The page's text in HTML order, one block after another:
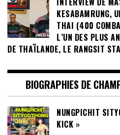
KESABAMRUNG,
THAI (400
L’UN DES PLUS
DE THAÏLANDE, LE RANGSIT
BIOGRAPHIES DE
NUNGPICHIT
KICK »